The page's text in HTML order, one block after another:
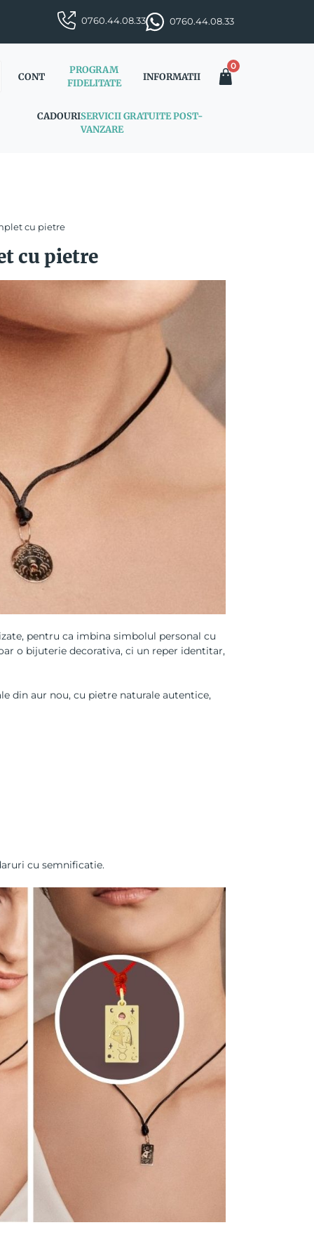
0760.44.08.33 0760.44.08.33
CONT
PROGRAM
FIDELITATE
INFORMATII
0
CADOURISERVICII GRATUITE POST-
VANZARE
cu pietre
cu pietre
pentru ca imbina simbolul personal cu
o bijuterie decorativa, ci un reper identitar,
din aur nou, cu pietre naturale autentice,
cu semnificatie.